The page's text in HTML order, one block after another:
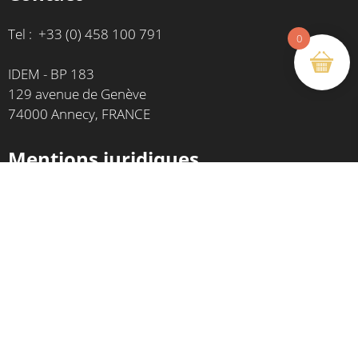
Tel : +33 (0) 458 100 791
IDEM - BP 183
129 avenue de Genève
74000 Annecy, FRANCE
Mentions juridiques
0